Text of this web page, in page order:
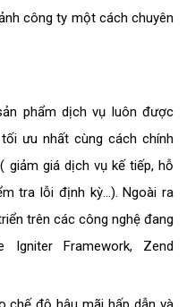
công ty một cách chuyên
phẩm dịch vụ luôn được
ưu nhất cùng cách chính
giảm giá dịch vụ kế tiếp, hỗ
tra lỗi định kỳ...). Ngoài ra
trên các công nghệ đang
Framework, Zend